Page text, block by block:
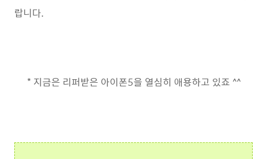
랍니다.
* 지금은 리퍼받은 아이폰5을 열심히 애용하고 있죠 ^^